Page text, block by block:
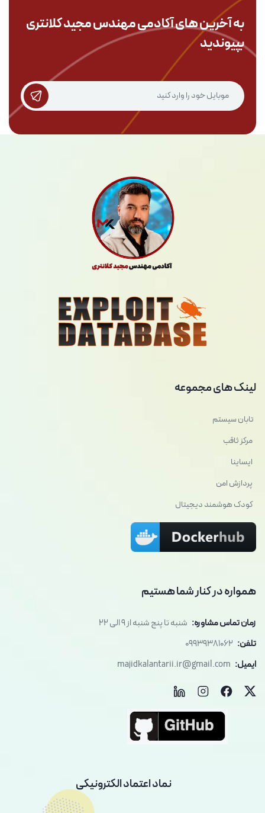
به آخرین های آکادمیمهندس مجید کلانتری
بپیوندید
لینک های مجموعه
تابان سیستم
مرکز ثاقب
ایساینا
پردازش امن
کودک هوشمند دیجیتال
همواره در کنار شما هستیم
زمان تماس مشاوره: شنبه تا پنج شنبه از 9 الی 22
تلفن: 09939381062
ایمیل: majidkalantarii.ir@gmail.com
نماد اعتماد الکترونیکی